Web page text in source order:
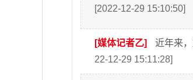
[2022-12-29 15:10:50]
[媒体记者乙] 近年来
22-12-29 15:11:28]